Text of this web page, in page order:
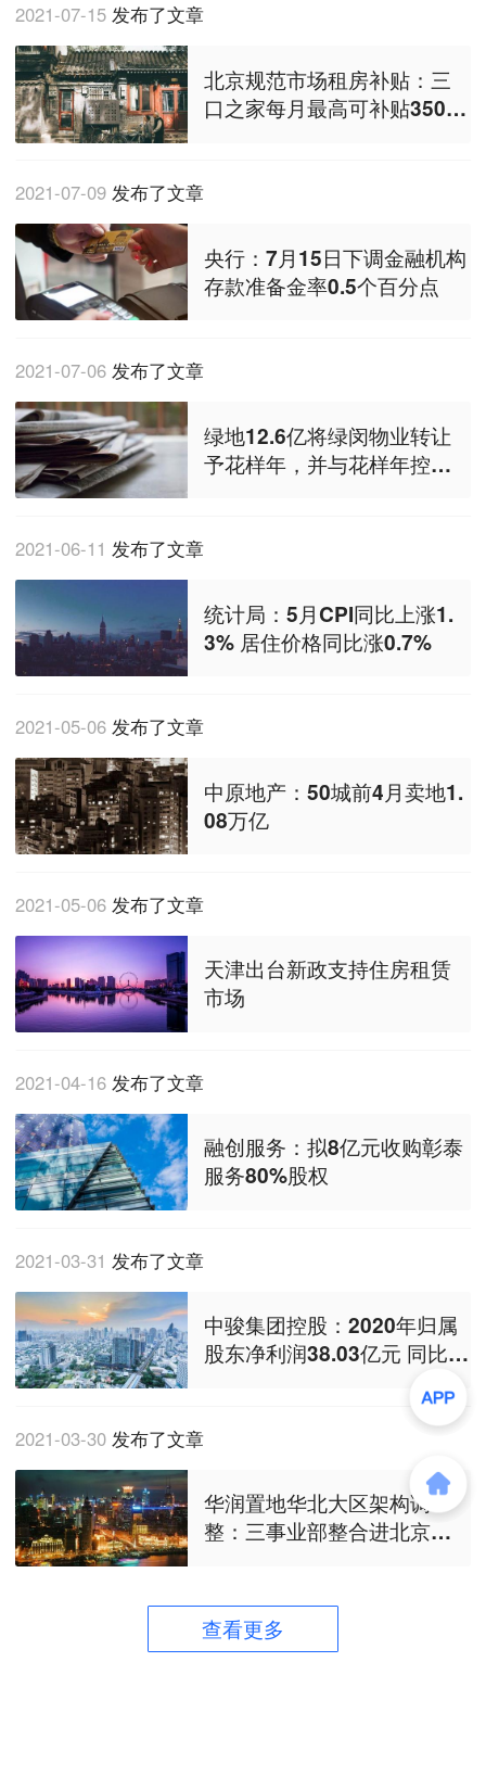
2021-07-15 发布了文章
北京规范市场租房补贴：三
口之家每月最高可补贴3500
2021-07-09 发布了文章
央行：7月15日下调金融机构
存款准备金率0.5个百分点
2021-07-06 发布了文章
绿地12.6亿将绿闵物业转让
予花样年，并与花样年控股
2021-06-11 发布了文章
统计局：5月CPI同比上涨1.
3% 居住价格同比涨0.7%
2021-05-06 发布了文章
中原地产：50城前4月卖地1.
08万亿
2021-05-06 发布了文章
天津出台新政支持住房租赁
市场
2021-04-16 发布了文章
融创服务：拟8亿元收购彰泰
服务80%股权
2021-03-31 发布了文章
中骏集团控股：2020年归属
股东净利润38.03亿元 同比增
2021-03-30 发布了文章
华润置地华北大区架构调
整：三事业部整合进北京公
查看更多